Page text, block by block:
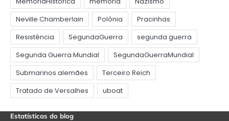
Estatísticas do blog